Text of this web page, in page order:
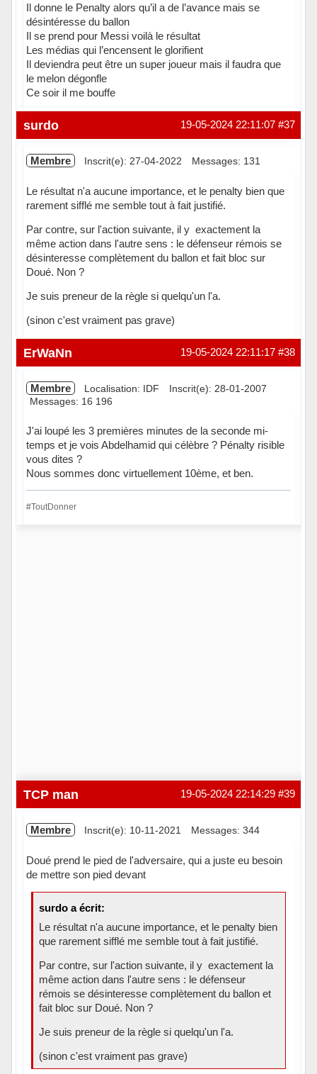
Il donne le Penalty alors qu’il a de l’avance mais se
désintéresse du ballon
Il se prend pour Messi voilà le résultat
Les médias qui l’encensent le glorifient
Il deviendra peut être un super joueur mais il faudra que
le melon dégonfle
Ce soir il me bouffe
Hors ligne #37
19-05-2024 22:11:07
surdo
Membre Inscrit(e): 27-04-2022 Messages: 131
Le résultat n'a aucune importance, et le penalty bien que
rarement sifflé me semble tout à fait justifié.
Par contre, sur l'action suivante, il y exactement la
même action dans l'autre sens : le défenseur rémois se
désinteresse complètement du ballon et fait bloc sur
Doué. Non ?
Je suis preneur de la règle si quelqu'un l'a.
(sinon c'est vraiment pas grave)
Hors ligne #38
19-05-2024 22:11:17
ErWaNn
Membre Localisation: IDF
Inscrit(e): 28-01-2007
Messages: 16 196
J'ai loupé les 3 premières minutes de la seconde mi-
temps et je vois Abdelhamid qui célèbre ? Pénalty risible
vous dites ?
Nous sommes donc virtuellement 10ème, et ben.
#ToutDonner
#39
19-05-2024 22:14:29
TCP man
Membre Inscrit(e): 10-11-2021 Messages: 344
Doué prend le pied de l'adversaire, qui a juste eu besoin
de mettre son pied devant
surdo a écrit:
Le résultat n'a aucune importance, et le penalty bien
que rarement sifflé me semble tout à fait justifié.
Par contre, sur l'action suivante, il y exactement la
même action dans l'autre sens : le défenseur
rémois se désinteresse complètement du ballon et
fait bloc sur Doué. Non ?
Je suis preneur de la règle si quelqu'un l'a.
(sinon c'est vraiment pas grave)